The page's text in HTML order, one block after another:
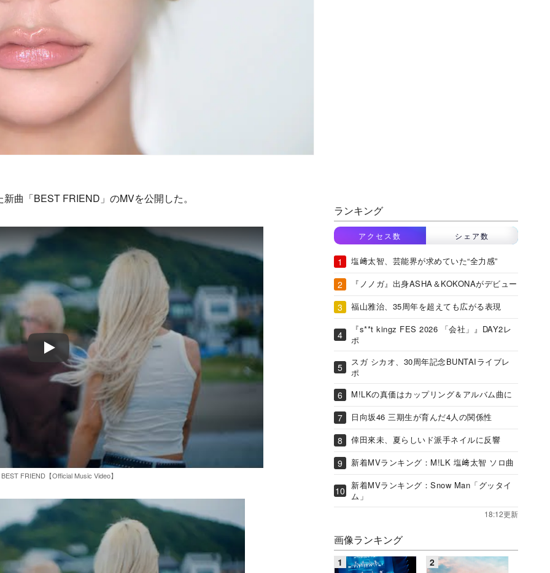
曲「BEST FRIEND」のMVを公開した。
FRIEND【Official Music Video】
ランキング
アクセス数 シェア数
塩﨑太智、芸能界が求めていた“全力感”
『ノノガ』出身ASHA＆KOKONAがデビュー
福山雅治、35周年を超えても広がる表現
『s**t kingz FES 2026 「会社」』DAY2レ
ポ
スガ シカオ、30周年記念BUNTAIライブレ
ポ
M!LKの真価はカップリング＆アルバム曲に
日向坂46 三期生が育んだ4人の関係性
倖田來未、夏らしいド派手ネイルに反響
新着MVランキング：M!LK 塩﨑太智 ソロ曲
新着MVランキング：Snow Man「グッタイ
ム」
18:12更新
画像ランキング